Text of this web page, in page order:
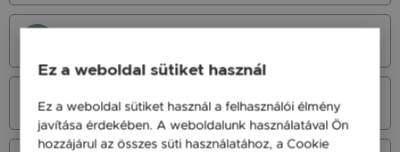
Azúrkék
Ez a weboldal sütiket használ
Ez a weboldal sütiket használ a felhasználói élmény
javítása érdekében. A weboldalunk használatával Ön
hozzájárul az összes süti használatához, a Cookie